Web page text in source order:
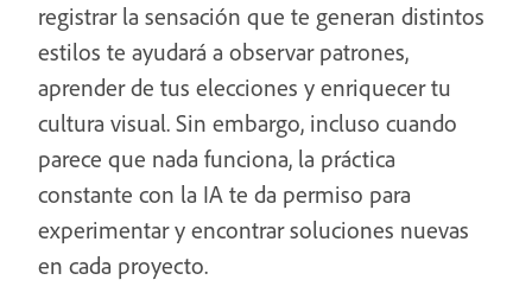
registrar la sensación que te generan distintos
estilos te ayudará a observar patrones,
aprender de tus elecciones y enriquecer tu
cultura visual. Sin embargo, incluso cuando
parece que nada funciona, la práctica
constante con la IA te da permiso para
experimentar y encontrar soluciones nuevas
en cada proyecto.